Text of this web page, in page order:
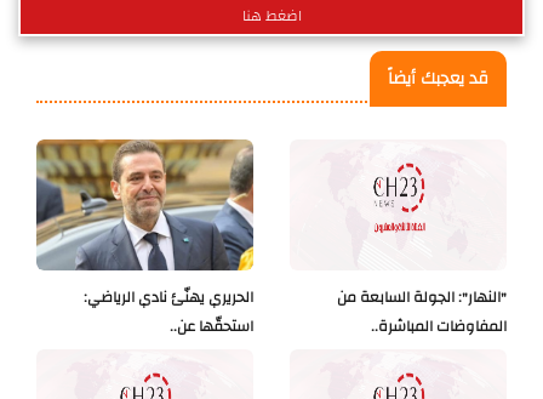
اضغط هنا
قد يعجبك أيضاً
الحريري يهنّئ نادي الرياضي:
استحقّها عن..
"النهار": الجولة السابعة من
المفاوضات المباشرة..